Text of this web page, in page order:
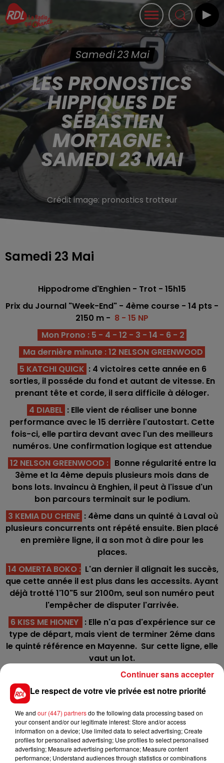
Samedi 23 Mai
LES PRONOSTICS
HIPPIQUES DE
SÉBASTIEN
MORTAGNE :
SAMEDI 23 MAI
Crédit image: pronostics trotteur
Samedi 23 Mai
Hippodrome d'Enghien - Trot - 15h15
Prix du Journal "Week-End" - 4ème course - 14 pts -
2150 m - 8 - 15 NP
Mon Prono : 5 - 4 - 12 - 3 - 14 - 6 - 2
Ma dernière minute : 12 NELSON GREENWOOD
5 KATCHI QUICK : 4 victoires cette année en 6
sorties, il posséde du fond et autant de vitesse. En
prenant tête et corde, il sera difficile à déloger.
4 DIABEL : Elle vient de réaliser une bonne
performance avec le 15 derrière l'autostart. Cette
fois-ci, elle partira devant avec l'un des meilleurs
numéros. Une confirmation logique est attendue
12 NELSON GREENWOOD : Bonne régularité entre la
3ème et la 4ème depuis plusieurs mois dans de
bons lots. Invaincu à Enghien, il peut à l'issue d'un
bon parcours terminait sur le podium.
3 KEMIA DU CHENE : 4ème dans un quinté à Laval où
plusieurs concurrents ont répété ensuite. Bien placé
en première ligne, il a son mot à dire pour les
places.
14 OMERTA BOKO :L'an dernier il alignait les succès,
que cette année il est plus dans les accessits. Ayant
déjà trotté 1'10"5 sur 2100m, seul son numéro peut
l'empêcher de disputer l'arrivée.
6 KISS ME HIONEY : Elle n'a pas d'expérience sur ce
type de départ, mais vient de terminer 2éme dans
le quinté référence en Mayenne. Sur cette ligne, elle
vaut un lot.
On ne peut rien lui reprocher
étant toujours à la pointe du combat, mais va
devoir affronter ici les 5 et 6 ans.
***** En direct des pistes ****
Enghien (R1) : 301 MOJITO CENE - 307 MARC AURELE -
913 LOUIS QUATORZE
Le respect de votre vie privée est notre priorité
We and our (447) partnersdo the following data processing based on
your consent and/or our legitimate interest: Store and/or access
information on a device; Use limited data to select advertising; Create
profiles for personalised advertising; Use profiles to select personalised
advertising; Measure advertising performance; Measure content
performance; Understand audiences through statistics or combinations
Continuer sans accepter